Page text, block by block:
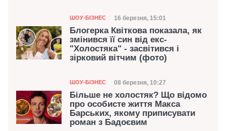
Категорія
ШОУ-БІЗНЕС Дата публікації
16 березня, 15:01
Блогерка Квіткова показала, як
змінився її син від екс-
"Холостяка" - засвітився і
зірковий вітчим (фото)
Категорія
ШОУ-БІЗНЕС Дата публікації
08 березня, 10:27
Більше не холостяк? Що відомо
про особисте життя Макса
Барських, якому приписувати
роман з Бадоєвим